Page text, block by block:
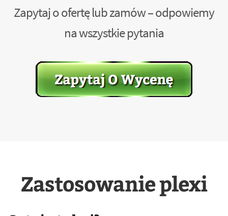
Zapytaj o ofertę lub zamów – odpowiemy
na wszystkie pytania
Zastosowanie plexi